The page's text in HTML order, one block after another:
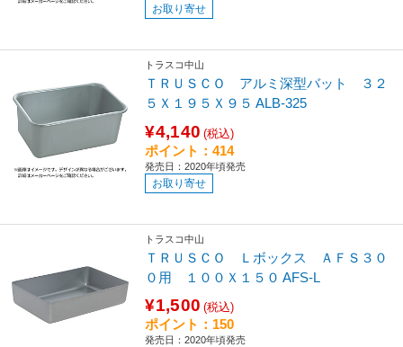
お取り寄せ
トラスコ中山
ＴＲＵＳＣＯ アルミ深型バット ３２
５Ｘ１９５Ｘ９５ ALB-325
¥4,140 (税込)
ポイント：414
発売日：2020年頃発売
お取り寄せ
トラスコ中山
ＴＲＵＳＣＯ Ｌボックス ＡＦＳ３０
０用 １００Ｘ１５０ AFS-L
¥1,500 (税込)
ポイント：150
発売日：2020年頃発売